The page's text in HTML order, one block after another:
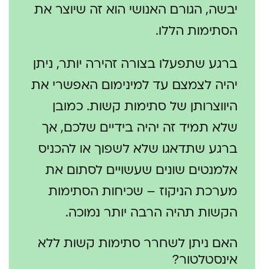
יבשה, הגורם האנושי הוא זה שיוצר את
הסתימות הללו.
ברגע שתפעלו בצורה זהירה יותר, ניתן
יהיה לצמצם עד למינימום האפשרי את
היווצרותן של סתימות קשות. כמובן
שלא תמיד זה יהיה בידיים שלכם, אך
ברגע שתדאגו שלא לשפוך או להכניס
אלמנטים שונים שעשויים לסתום את
מערכת הניקוז – שכיחות הסתימות
הקשות תהיה הרבה יותר נמוכה.
האם ניתן לשחרר סתימות קשות ללא
אינסטלטור?